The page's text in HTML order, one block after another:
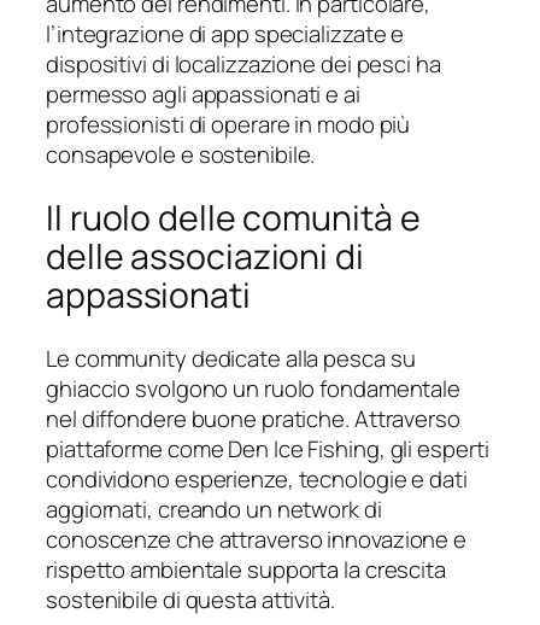
l’integrazione di app specializzate e
dispositivi di localizzazione dei pesci ha
permesso agli appassionati e ai
professionisti di operare in modo più
consapevole e sostenibile.
Il ruolo delle comunità e
delle associazioni di
appassionati
Le community dedicate alla pesca su
ghiaccio svolgono un ruolo fondamentale
nel diffondere buone pratiche. Attraverso
piattaforme come Den Ice Fishing, gli esperti
condividono esperienze, tecnologie e dati
aggiornati, creando un network di
conoscenze che attraverso innovazione e
rispetto ambientale supporta la crescita
sostenibile di questa attività.